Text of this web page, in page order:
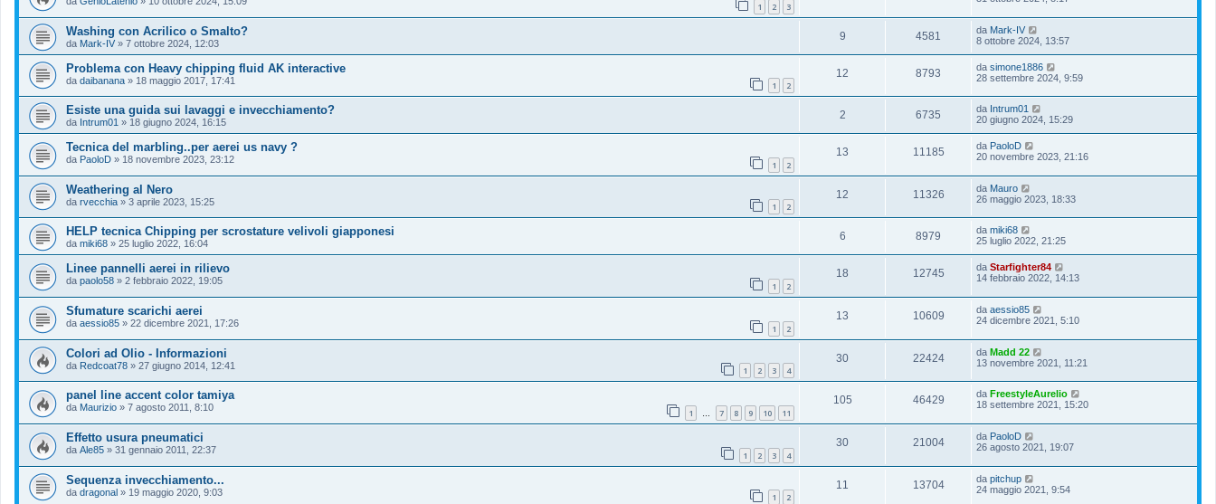
1 2 3
Washing con Acrilico o Smalto?
da Mark-IV » 7 ottobre 2024, 12:03
9 4581 da Mark-IV
8 ottobre 2024, 13:57
Problema con Heavy chipping fluid AK interactive
da daibanana » 18 maggio 2017, 17:41 1 2
12 8793 da simone1886
28 settembre 2024, 9:59
Esiste una guida sui lavaggi e invecchiamento?
da Intrum01 » 18 giugno 2024, 16:15
2 6735 da Intrum01
20 giugno 2024, 15:29
Tecnica del marbling..per aerei us navy ?
da PaoloD » 18 novembre 2023, 23:12 1 2
13 11185 da PaoloD
20 novembre 2023, 21:16
Weathering al Nero
da rvecchia » 3 aprile 2023, 15:25 1 2
12 11326 da Mauro
26 maggio 2023, 18:33
HELP tecnica Chipping per scrostature velivoli giapponesi
da miki68 » 25 luglio 2022, 16:04
6 8979 da miki68
25 luglio 2022, 21:25
Linee pannelli aerei in rilievo
da paolo58 » 2 febbraio 2022, 19:05 1 2
18 12745 da Starfighter84
14 febbraio 2022, 14:13
Sfumature scarichi aerei
da aessio85 » 22 dicembre 2021, 17:26 1 2
13 10609 da aessio85
24 dicembre 2021, 5:10
Colori ad Olio - Informazioni
da Redcoat78 » 27 giugno 2014, 12:41 1 2 3 4
30 22424 da Madd 22
13 novembre 2021, 11:21
panel line accent color tamiya
da Maurizio » 7 agosto 2011, 8:10 1 … 7 8 9 10 11
105 46429 da FreestyleAurelio
18 settembre 2021, 15:20
Effetto usura pneumatici
da Ale85 » 31 gennaio 2011, 22:37 1 2 3 4
30 21004 da PaoloD
26 agosto 2021, 19:07
Sequenza invecchiamento...
da dragonal » 19 maggio 2020, 9:03 1 2
11 13704 da pitchup
24 maggio 2021, 9:54